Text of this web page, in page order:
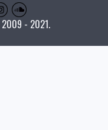
2009 - 2021.